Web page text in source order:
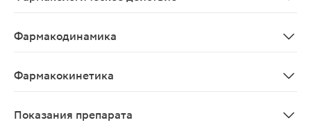
Фармакодинамика
Фармакокинетика
Показания препарата